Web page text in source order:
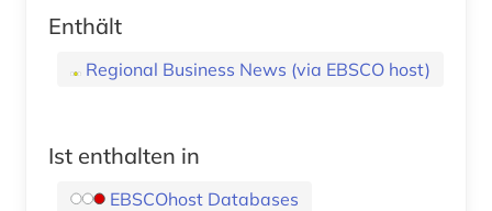
Enthält
Regional Business News (via EBSCO host)
Ist enthalten in
EBSCOhost Databases